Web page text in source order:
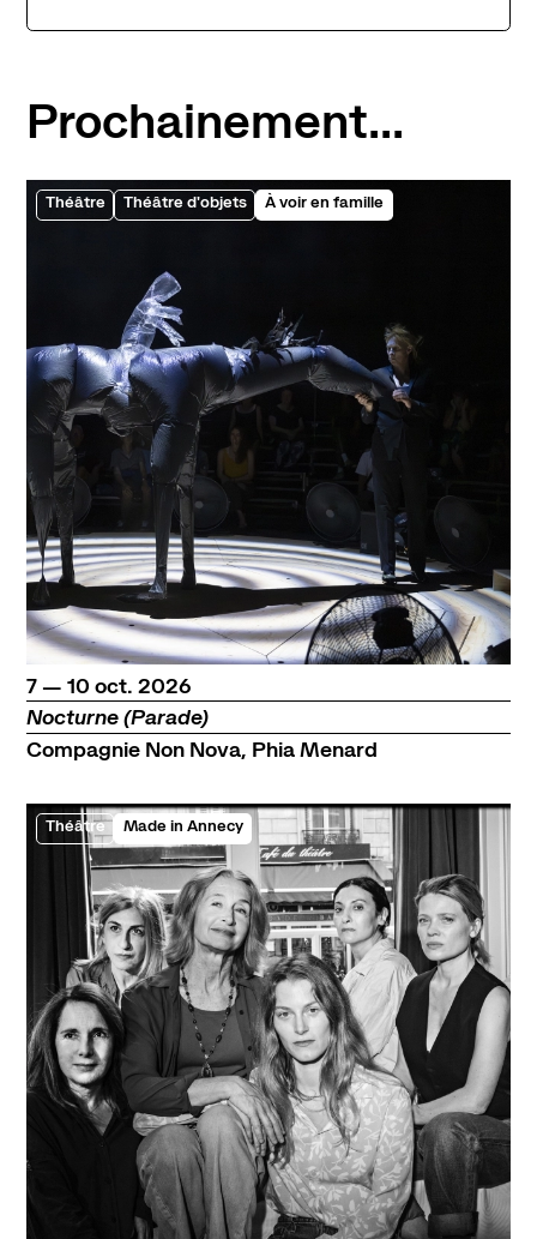
Prochainement...
Théâtre Théâtre d'objets À voir en famille
du
7 — au
10 octobre
oct. 2026
Nocturne (Parade)
Compagnie Non Nova, Phia Menard
Théâtre Made in Annecy